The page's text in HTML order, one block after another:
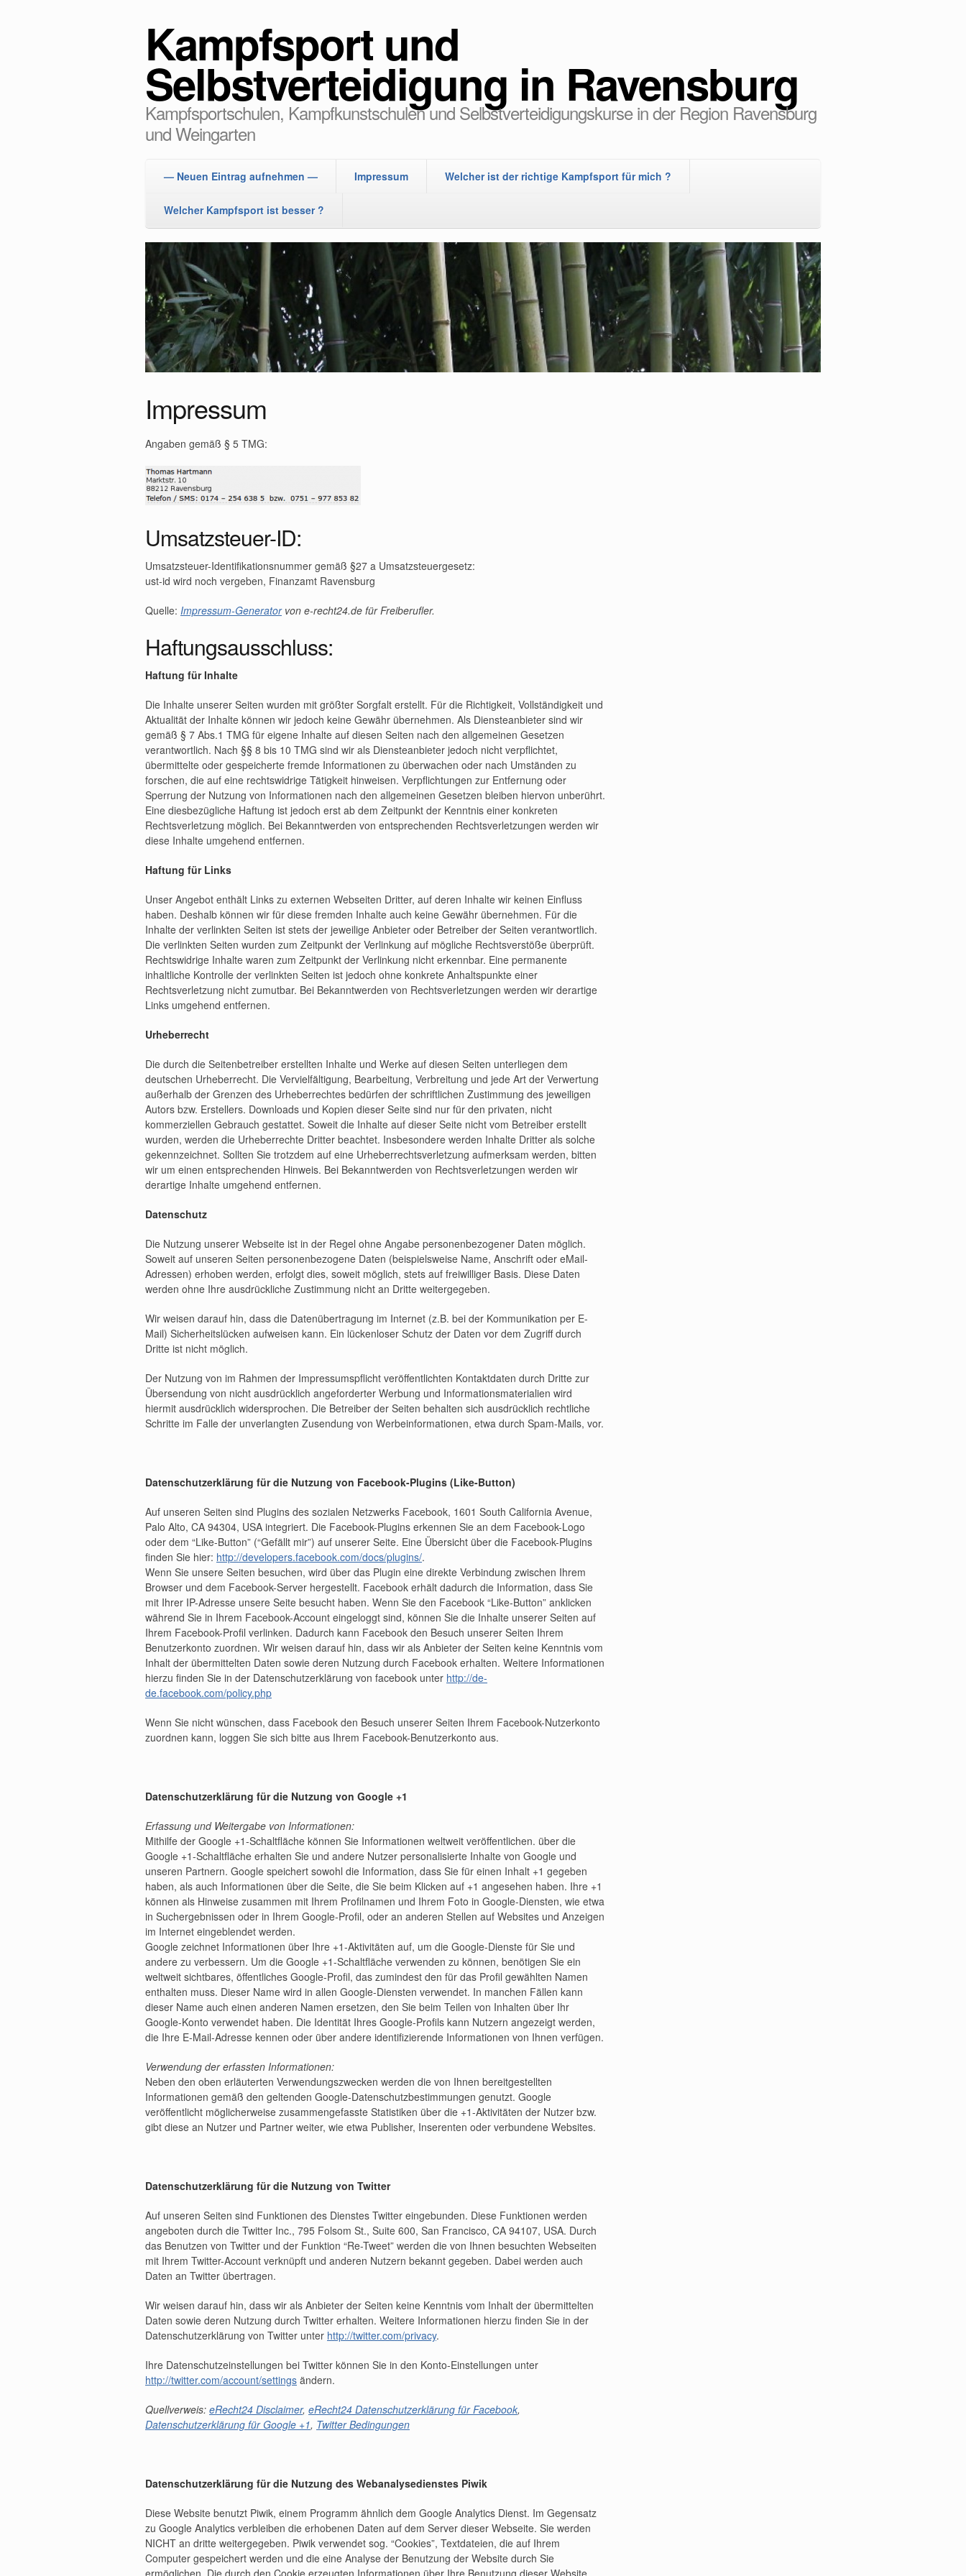
Kampfsport und
Selbstverteidigung in Ravensburg
Kampfsportschulen, Kampfkunstschulen und Selbstverteidigungskurse in der Region Ravensburg
und Weingarten
— Neuen Eintrag aufnehmen — Impressum Welcher ist der richtige Kampfsport für mich ?
Welcher Kampfsport ist besser ?
Impressum
Angaben gemäß § 5 TMG:
Umsatzsteuer-ID:
Umsatzsteuer-Identifikationsnummer gemäß §27 a Umsatzsteuergesetz:
ust-id wird noch vergeben, Finanzamt Ravensburg
Quelle: Impressum-Generatorvon e-recht24.de für Freiberufler.
Haftungsausschluss:
Haftung für Inhalte
Die Inhalte unserer Seiten wurden mit größter Sorgfalt erstellt. Für die Richtigkeit, Vollständigkeit und
Aktualität der Inhalte können wir jedoch keine Gewähr übernehmen. Als Diensteanbieter sind wir
gemäß § 7 Abs.1 TMG für eigene Inhalte auf diesen Seiten nach den allgemeinen Gesetzen
verantwortlich. Nach §§ 8 bis 10 TMG sind wir als Diensteanbieter jedoch nicht verpflichtet,
übermittelte oder gespeicherte fremde Informationen zu überwachen oder nach Umständen zu
forschen, die auf eine rechtswidrige Tätigkeit hinweisen. Verpflichtungen zur Entfernung oder
Sperrung der Nutzung von Informationen nach den allgemeinen Gesetzen bleiben hiervon unberührt.
Eine diesbezügliche Haftung ist jedoch erst ab dem Zeitpunkt der Kenntnis einer konkreten
Rechtsverletzung möglich. Bei Bekanntwerden von entsprechenden Rechtsverletzungen werden wir
diese Inhalte umgehend entfernen.
Haftung für Links
Unser Angebot enthält Links zu externen Webseiten Dritter, auf deren Inhalte wir keinen Einfluss
haben. Deshalb können wir für diese fremden Inhalte auch keine Gewähr übernehmen. Für die
Inhalte der verlinkten Seiten ist stets der jeweilige Anbieter oder Betreiber der Seiten verantwortlich.
Die verlinkten Seiten wurden zum Zeitpunkt der Verlinkung auf mögliche Rechtsverstöße überprüft.
Rechtswidrige Inhalte waren zum Zeitpunkt der Verlinkung nicht erkennbar. Eine permanente
inhaltliche Kontrolle der verlinkten Seiten ist jedoch ohne konkrete Anhaltspunkte einer
Rechtsverletzung nicht zumutbar. Bei Bekanntwerden von Rechtsverletzungen werden wir derartige
Links umgehend entfernen.
Urheberrecht
Die durch die Seitenbetreiber erstellten Inhalte und Werke auf diesen Seiten unterliegen dem
deutschen Urheberrecht. Die Vervielfältigung, Bearbeitung, Verbreitung und jede Art der Verwertung
außerhalb der Grenzen des Urheberrechtes bedürfen der schriftlichen Zustimmung des jeweiligen
Autors bzw. Erstellers. Downloads und Kopien dieser Seite sind nur für den privaten, nicht
kommerziellen Gebrauch gestattet. Soweit die Inhalte auf dieser Seite nicht vom Betreiber erstellt
wurden, werden die Urheberrechte Dritter beachtet. Insbesondere werden Inhalte Dritter als solche
gekennzeichnet. Sollten Sie trotzdem auf eine Urheberrechtsverletzung aufmerksam werden, bitten
wir um einen entsprechenden Hinweis. Bei Bekanntwerden von Rechtsverletzungen werden wir
derartige Inhalte umgehend entfernen.
Datenschutz
Die Nutzung unserer Webseite ist in der Regel ohne Angabe personenbezogener Daten möglich.
Soweit auf unseren Seiten personenbezogene Daten (beispielsweise Name, Anschrift oder eMail-
Adressen) erhoben werden, erfolgt dies, soweit möglich, stets auf freiwilliger Basis. Diese Daten
werden ohne Ihre ausdrückliche Zustimmung nicht an Dritte weitergegeben.
Wir weisen darauf hin, dass die Datenübertragung im Internet (z.B. bei der Kommunikation per E-
Mail) Sicherheitslücken aufweisen kann. Ein lückenloser Schutz der Daten vor dem Zugriff durch
Dritte ist nicht möglich.
Der Nutzung von im Rahmen der Impressumspflicht veröffentlichten Kontaktdaten durch Dritte zur
Übersendung von nicht ausdrücklich angeforderter Werbung und Informationsmaterialien wird
hiermit ausdrücklich widersprochen. Die Betreiber der Seiten behalten sich ausdrücklich rechtliche
Schritte im Falle der unverlangten Zusendung von Werbeinformationen, etwa durch Spam-Mails, vor.
Datenschutzerklärung für die Nutzung von Facebook-Plugins (Like-Button)
Auf unseren Seiten sind Plugins des sozialen Netzwerks Facebook, 1601 South California Avenue,
Palo Alto, CA 94304, USA integriert. Die Facebook-Plugins erkennen Sie an dem Facebook-Logo
oder dem “Like-Button” (“Gefällt mir”) auf unserer Seite. Eine Übersicht über die Facebook-Plugins
finden Sie hier: http://developers.facebook.com/docs/plugins/.
Wenn Sie unsere Seiten besuchen, wird über das Plugin eine direkte Verbindung zwischen Ihrem
Browser und dem Facebook-Server hergestellt. Facebook erhält dadurch die Information, dass Sie
mit Ihrer IP-Adresse unsere Seite besucht haben. Wenn Sie den Facebook “Like-Button” anklicken
während Sie in Ihrem Facebook-Account eingeloggt sind, können Sie die Inhalte unserer Seiten auf
Ihrem Facebook-Profil verlinken. Dadurch kann Facebook den Besuch unserer Seiten Ihrem
Benutzerkonto zuordnen. Wir weisen darauf hin, dass wir als Anbieter der Seiten keine Kenntnis vom
Inhalt der übermittelten Daten sowie deren Nutzung durch Facebook erhalten. Weitere Informationen
hierzu finden Sie in der Datenschutzerklärung von facebook unter http://de-
de.facebook.com/policy.php
Wenn Sie nicht wünschen, dass Facebook den Besuch unserer Seiten Ihrem Facebook-Nutzerkonto
zuordnen kann, loggen Sie sich bitte aus Ihrem Facebook-Benutzerkonto aus.
Datenschutzerklärung für die Nutzung von Google +1
Erfassung und Weitergabe von Informationen:
Mithilfe der Google +1-Schaltfläche können Sie Informationen weltweit veröffentlichen. über die
Google +1-Schaltfläche erhalten Sie und andere Nutzer personalisierte Inhalte von Google und
unseren Partnern. Google speichert sowohl die Information, dass Sie für einen Inhalt +1 gegeben
haben, als auch Informationen über die Seite, die Sie beim Klicken auf +1 angesehen haben. Ihre +1
können als Hinweise zusammen mit Ihrem Profilnamen und Ihrem Foto in Google-Diensten, wie etwa
in Suchergebnissen oder in Ihrem Google-Profil, oder an anderen Stellen auf Websites und Anzeigen
im Internet eingeblendet werden.
Google zeichnet Informationen über Ihre +1-Aktivitäten auf, um die Google-Dienste für Sie und
andere zu verbessern. Um die Google +1-Schaltfläche verwenden zu können, benötigen Sie ein
weltweit sichtbares, öffentliches Google-Profil, das zumindest den für das Profil gewählten Namen
enthalten muss. Dieser Name wird in allen Google-Diensten verwendet. In manchen Fällen kann
dieser Name auch einen anderen Namen ersetzen, den Sie beim Teilen von Inhalten über Ihr
Google-Konto verwendet haben. Die Identität Ihres Google-Profils kann Nutzern angezeigt werden,
die Ihre E-Mail-Adresse kennen oder über andere identifizierende Informationen von Ihnen verfügen.
Verwendung der erfassten Informationen:
Neben den oben erläuterten Verwendungszwecken werden die von Ihnen bereitgestellten
Informationen gemäß den geltenden Google-Datenschutzbestimmungen genutzt. Google
veröffentlicht möglicherweise zusammengefasste Statistiken über die +1-Aktivitäten der Nutzer bzw.
gibt diese an Nutzer und Partner weiter, wie etwa Publisher, Inserenten oder verbundene Websites.
Datenschutzerklärung für die Nutzung von Twitter
Auf unseren Seiten sind Funktionen des Dienstes Twitter eingebunden. Diese Funktionen werden
angeboten durch die Twitter Inc., 795 Folsom St., Suite 600, San Francisco, CA 94107, USA. Durch
das Benutzen von Twitter und der Funktion “Re-Tweet” werden die von Ihnen besuchten Webseiten
mit Ihrem Twitter-Account verknüpft und anderen Nutzern bekannt gegeben. Dabei werden auch
Daten an Twitter übertragen.
Wir weisen darauf hin, dass wir als Anbieter der Seiten keine Kenntnis vom Inhalt der übermittelten
Daten sowie deren Nutzung durch Twitter erhalten. Weitere Informationen hierzu finden Sie in der
Datenschutzerklärung von Twitter unter http://twitter.com/privacy.
Ihre Datenschutzeinstellungen bei Twitter können Sie in den Konto-Einstellungen unter
http://twitter.com/account/settings ändern.
Quellverweis: eRecht24 Disclaimer, eRecht24 Datenschutzerklärung für Facebook,
Datenschutzerklärung für Google +1, Twitter Bedingungen
Datenschutzerklärung für die Nutzung des Webanalysedienstes Piwik
Diese Website benutzt Piwik, einem Programm ähnlich dem Google Analytics Dienst. Im Gegensatz
zu Google Analytics verbleiben die erhobenen Daten auf dem Server dieser Webseite. Sie werden
NICHT an dritte weitergegeben. Piwik verwendet sog. “Cookies”, Textdateien, die auf Ihrem
Computer gespeichert werden und die eine Analyse der Benutzung der Website durch Sie